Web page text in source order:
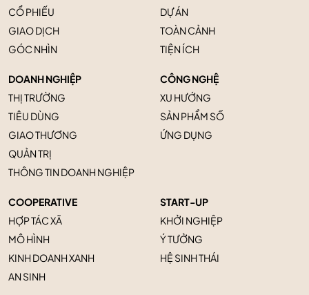
CỔ PHIẾU
GIAO DỊCH
GÓC NHÌN
DỰ ÁN
TOÀN CẢNH
TIỆN ÍCH
DOANH NGHIỆP
THỊ TRƯỜNG
TIÊU DÙNG
GIAO THƯƠNG
QUẢN TRỊ
THÔNG TIN DOANH NGHIỆP
CÔNG NGHỆ
XU HƯỚNG
SẢN PHẨM SỐ
ỨNG DỤNG
COOPERATIVE
HỢP TÁC XÃ
MÔ HÌNH
KINH DOANH XANH
AN SINH
START-UP
KHỞI NGHIỆP
Ý TƯỞNG
HỆ SINH THÁI